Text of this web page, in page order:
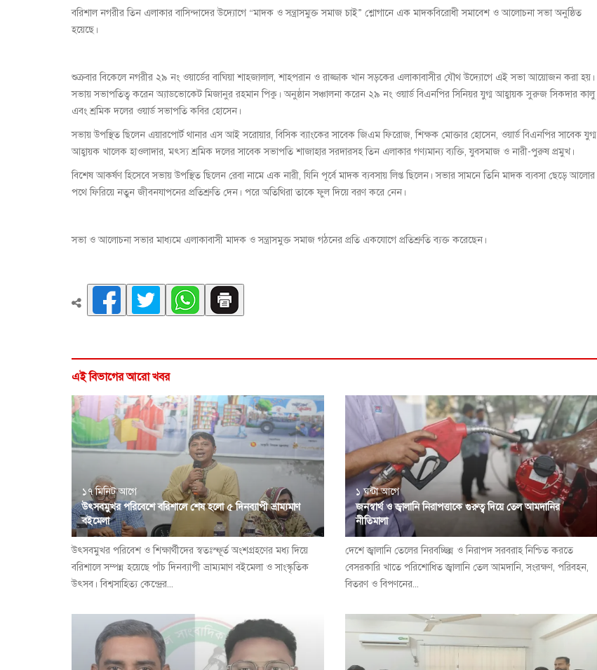
বরিশাল নগরীর তিন এলাকার বাসিন্দাদের উদ্যোগে “মাদক ও সন্ত্রাসমুক্ত সমাজ চাই” শ্লোগানে এক মাদকবিরোধী সমাবেশ ও আলোচনা সভা অনুষ্ঠিত
হয়েছে।
শুক্রবার বিকেলে নগরীর ২৯ নং ওয়ার্ডের বাঘিয়া শাহজালাল, শাহপরান ও রাজ্জাক খান সড়কের এলাকাবাসীর যৌথ উদ্যোগে এই সভা আয়োজন করা হয়।
সভায় সভাপতিত্ব করেন অ্যাডভোকেট মিজানুর রহমান পিকু। অনুষ্ঠান সঞ্চালনা করেন ২৯ নং ওয়ার্ড বিএনপির সিনিয়র যুগ্ম আহ্বায়ক সুরুজ সিকদার কালু
এবং শ্রমিক দলের ওয়ার্ড সভাপতি কবির হোসেন।
সভায় উপস্থিত ছিলেন এয়ারপোর্ট থানার এস আই সরোয়ার, বিসিক ব্যাংকের সাবেক জিএম ফিরোজ, শিক্ষক মোক্তার হোসেন, ওয়ার্ড বিএনপির সাবেক যুগ্ম
আহ্বায়ক খালেক হাওলাদার, মৎস্য শ্রমিক দলের সাবেক সভাপতি শাজাহার সরদারসহ তিন এলাকার গণ্যমান্য ব্যক্তি, যুবসমাজ ও নারী-পুরুষ প্রমুখ।
বিশেষ আকর্ষণ হিসেবে সভায় উপস্থিত ছিলেন রেবা নামে এক নারী, যিনি পূর্বে মাদক ব্যবসায় লিপ্ত ছিলেন। সভার সামনে তিনি মাদক ব্যবসা ছেড়ে আলোর
পথে ফিরিয়ে নতুন জীবনযাপনের প্রতিশ্রুতি দেন। পরে অতিথিরা তাকে ফুল দিয়ে বরণ করে নেন।
সভা ও আলোচনা সভার মাধ্যমে এলাকাবাসী মাদক ও সন্ত্রাসমুক্ত সমাজ গঠনের প্রতি একযোগে প্রতিশ্রুতি ব্যক্ত করেছেন।
এই বিভাগের আরো খবর
১৭ মিনিট আগে
উৎসবমুখর পরিবেশে বরিশালে শেষ হলো ৫ দিনব্যাপী ভ্রাম্যমাণ
বইমেলা
উৎসবমুখর পরিবেশ ও শিক্ষার্থীদের স্বতঃস্ফূর্ত অংশগ্রহণের মধ্য দিয়ে
বরিশালে সম্পন্ন হয়েছে পাঁচ দিনব্যাপী ভ্রাম্যমাণ বইমেলা ও সাংস্কৃতিক
উৎসব। বিশ্বসাহিত্য কেন্দ্রের...
১ ঘন্টা আগে
জনস্বার্থ ও জ্বালানি নিরাপত্তাকে গুরুত্ব দিয়ে তেল আমদানির
নীতিমালা
দেশে জ্বালানি তেলের নিরবচ্ছিন্ন ও নিরাপদ সরবরাহ নিশ্চিত করতে
বেসরকারি খাতে পরিশোধিত জ্বালানি তেল আমদানি, সংরক্ষণ, পরিবহন,
বিতরণ ও বিপণনের...